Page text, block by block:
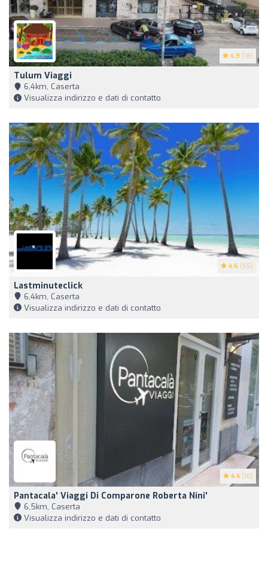
4.9 (18)
Tulum Viaggi
6,4km, Caserta
Visualizza indirizzo e dati di contatto
4.6 (55)
Lastminuteclick
6,4km, Caserta
Visualizza indirizzo e dati di contatto
4.4 (10)
Pantacala' Viaggi Di Comparone Roberta Nini'
6,5km, Caserta
Visualizza indirizzo e dati di contatto